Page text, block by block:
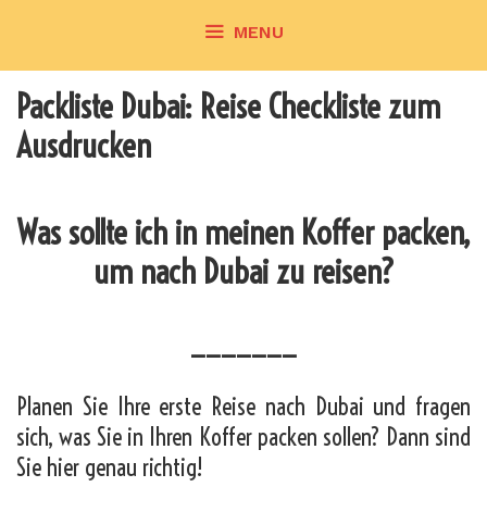
MENU
Packliste Dubai: Reise Checkliste zum
Ausdrucken
Was sollte ich in meinen Koffer packen,
um nach Dubai zu reisen?
Planen Sie Ihre erste Reise nach Dubai und fragen
sich, was Sie in Ihren Koffer packen sollen? Dann sind
Sie hier genau richtig!